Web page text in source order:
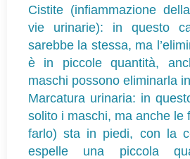
Cistite (infiammazione
vie urinarie): in questo
sarebbe la stessa, ma
è in piccole quantità,
maschi possono eliminarla
Marcatura urinaria: in
solito i maschi, ma anche le
farlo) sta in piedi, con la
espelle una piccola